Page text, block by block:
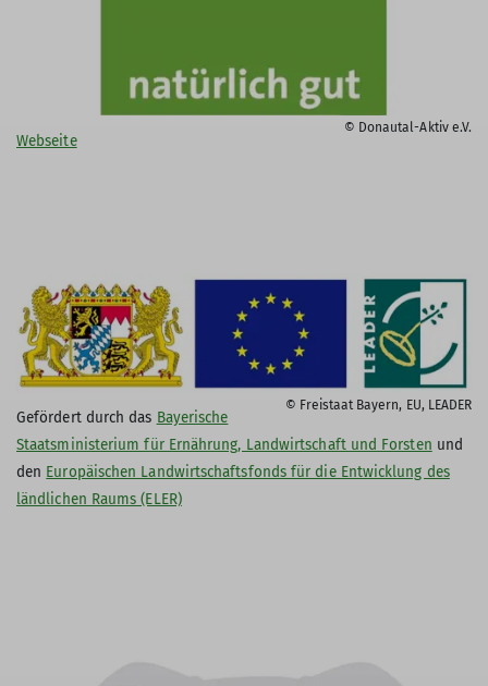
© Donautal-Aktiv e.V.
Webseite
© Freistaat Bayern, EU, LEADER
Gefördert durch das Bayerische
Staatsministerium für Ernährung, Landwirtschaft und Forsten und
den Europäischen Landwirtschaftsfonds für die Entwicklung des
ländlichen Raums (ELER)